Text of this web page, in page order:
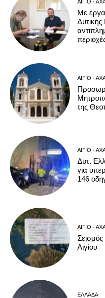
ΑΊΓΙΟ -
Με
ΑΊΓΙΟ -
της
ΑΊΓΙΟ -
Δυτ.
για
146
ΑΊΓΙΟ -
Σεισμός
Αιγίου
ΕΛΛΆΔΑ